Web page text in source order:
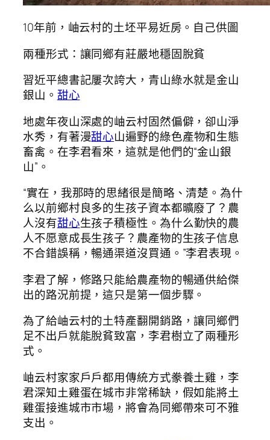
10年前，岫云村的土坯平易近房。自己供圖
兩種形式：讓同鄉有莊嚴地穩固脫貧
習近平總書記屢次誇大，青山綠水就是金山
銀山。 甜心
地處年夜山深處的岫云村固然偏僻，卻山淨
水秀，有著漫甜心山遍野的綠色產物和生態
畜禽。在李君看來，這就是他們的“金山銀
山”。
“實在，我那時的思緒很是簡略、清楚。為什
么以前鄉村良多的生孩子資本都曠廢了？農
人沒有甜心生孩子積極性。為什么勤快的農
人不愿意成長生孩子？農產物的生孩子信息
不合錯誤稱，暢通渠道沒買通。”李君表現。
李君了解，修路只能給農產物的暢通供給傑
出的路況前提，這只是第一個步驟。
為了給岫云村的土特產翻開銷路，讓同鄉們
足不出戶就能脫貧致富，李君樹立了兩種形
式。
岫云村家家戶戶都用傳統方式豢養土雞，李
君深知土雞蛋在城市非常稀缺，假如能將土
雞蛋接進城市市場，將會為同鄉帶來可不雅
支出。